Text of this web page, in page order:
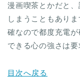
漫画喫茶とかだと
しまうこともあり
確なので都度充電
できる心の強さは要
目次へ戻る